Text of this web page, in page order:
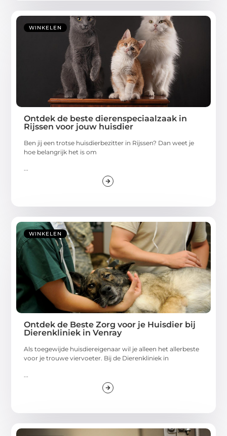
WINKELEN
Ontdek de beste dierenspeciaalzaak in
Rijssen voor jouw huisdier
Ben jij een trotse huisdierbezitter in Rijssen? Dan weet je
hoe belangrijk het is om
...
WINKELEN
Ontdek de Beste Zorg voor je Huisdier bij
Dierenkliniek in Venray
Als toegewijde huisdiereigenaar wil je alleen het allerbeste
voor je trouwe viervoeter. Bij de Dierenkliniek in